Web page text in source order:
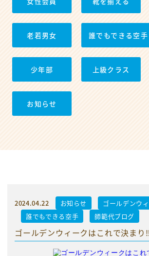
老若男女 誰でもできる空手
少年部 上級クラス
お知らせ
2024.04.22 お知らせ ゴールデンウ
誰でもできる空手
師範代ブログ
ゴールデンウィークはこれで決まり